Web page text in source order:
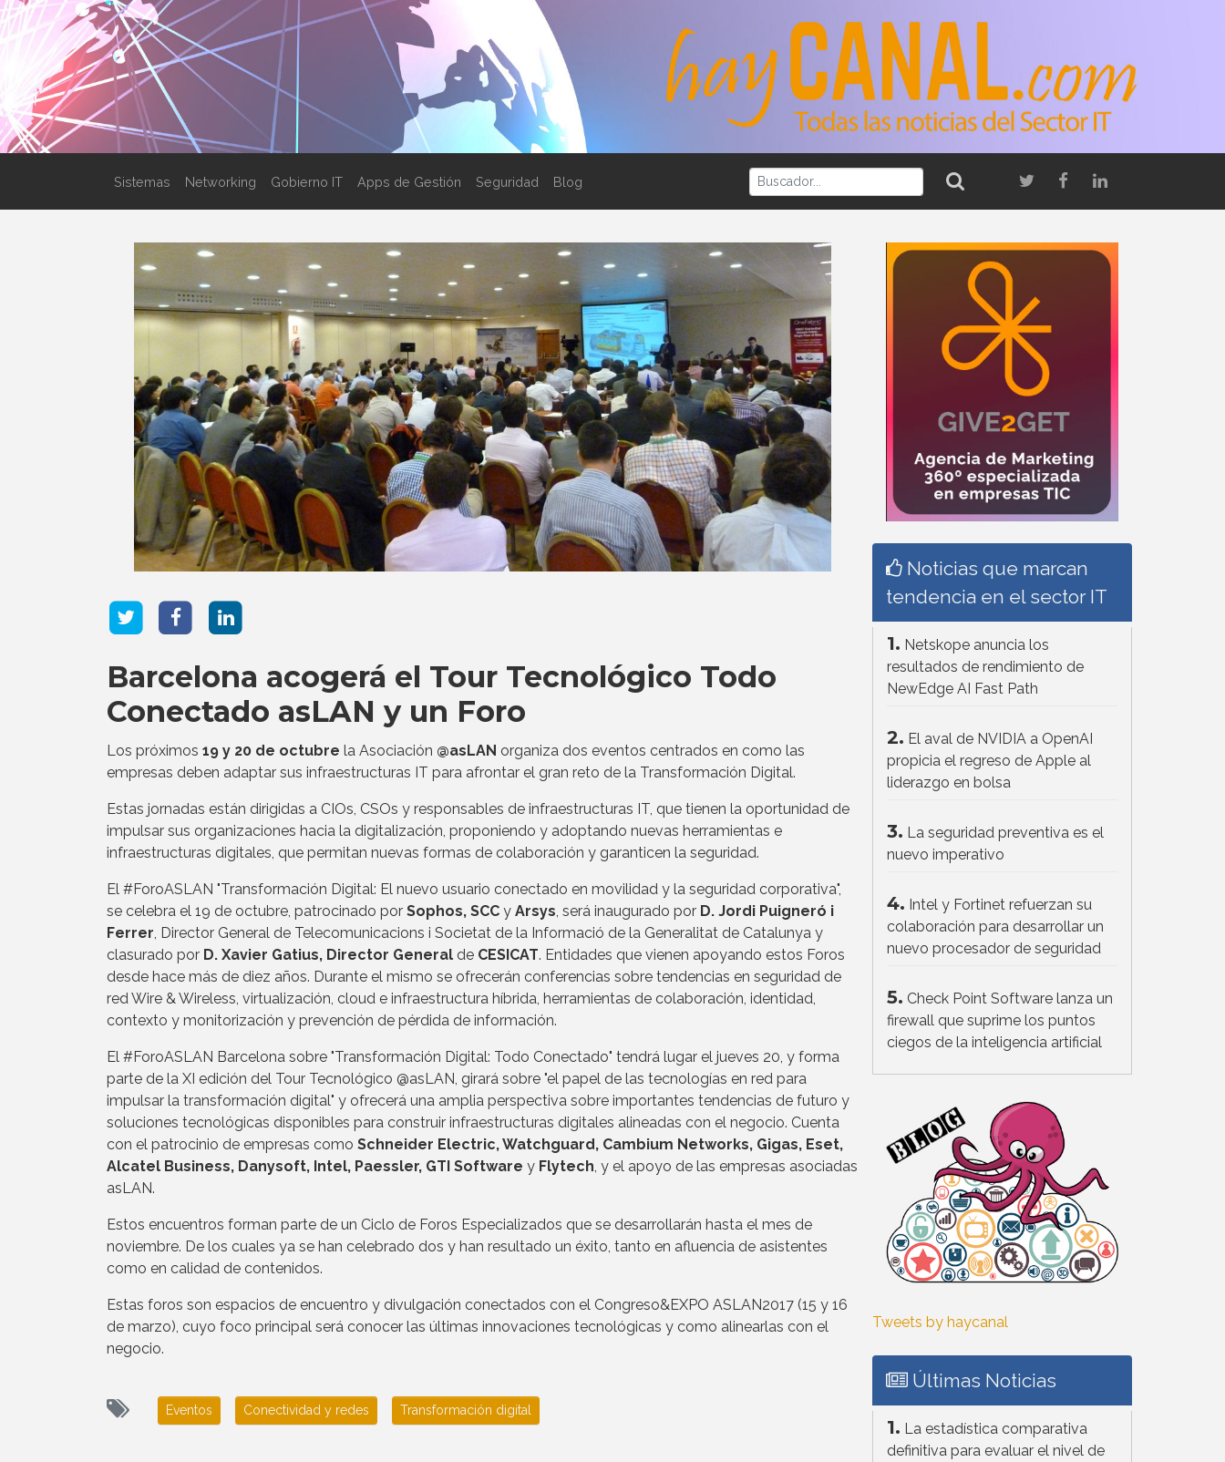
Sistemas Networking Gobierno IT Apps de Gestión Seguridad Blog
Barcelona acogerá el Tour Tecnológico Todo
Conectado asLAN y un Foro
Los próximos 19 y 20 de octubre la Asociación @asLAN organiza dos eventos centrados en como las
empresas deben adaptar sus infraestructuras IT para afrontar el gran reto de la Transformación Digital.
Estas jornadas están dirigidas a CIOs, CSOs y responsables de infraestructuras IT, que tienen la oportunidad de
impulsar sus organizaciones hacia la digitalización, proponiendo y adoptando nuevas herramientas e
infraestructuras digitales, que permitan nuevas formas de colaboración y garanticen la seguridad.
El #ForoASLAN "Transformación Digital: El nuevo usuario conectado en movilidad y la seguridad corporativa",
se celebra el 19 de octubre, patrocinado por Sophos, SCC y Arsys , será inaugurado por D. Jordi Puigneró i
Ferrer , Director General de Telecomunicacions i Societat de la Informació de la Generalitat de Catalunya y
clasurado por D. Xavier Gatius, Director General de CESICAT. Entidades que vienen apoyando estos Foros
desde hace más de diez años. Durante el mismo se ofrecerán conferencias sobre tendencias en seguridad de
red Wire & Wireless, virtualización, cloud e infraestructura híbrida, herramientas de colaboración, identidad,
contexto y monitorización y prevención de pérdida de información.
El #ForoASLAN Barcelona sobre "Transformación Digital: Todo Conectado" tendrá lugar el jueves 20, y forma
parte de la XI edición del Tour Tecnológico @asLAN, girará sobre "el papel de las tecnologías en red para
impulsar la transformación digital" y ofrecerá una amplia perspectiva sobre importantes tendencias de futuro y
soluciones tecnológicas disponibles para construir infraestructuras digitales alineadas con el negocio. Cuenta
con el patrocinio de empresas como Schneider Electric, Watchguard, Cambium Networks, Gigas, Eset,
Alcatel Business, Danysoft, Intel, Paessler, GTI Software y Flytech , y el apoyo de las empresas asociadas
asLAN.
Estos encuentros forman parte de un Ciclo de Foros Especializados que se desarrollarán hasta el mes de
noviembre. De los cuales ya se han celebrado dos y han resultado un éxito, tanto en afluencia de asistentes
como en calidad de contenidos.
Estas foros son espacios de encuentro y divulgación conectados con el Congreso&EXPO ASLAN2017 (15 y 16
de marzo), cuyo foco principal será conocer las últimas innovaciones tecnológicas y como alinearlas con el
negocio.
Eventos Conectividad y redes Transformación digital
Noticias que marcan
tendencia en el sector IT
1. Netskope anuncia los
resultados de rendimiento de
NewEdge AI Fast Path
2. El aval de NVIDIA a OpenAI
propicia el regreso de Apple al
liderazgo en bolsa
3. La seguridad preventiva es el
nuevo imperativo
4. Intel y Fortinet refuerzan su
colaboración para desarrollar un
nuevo procesador de seguridad
5. Check Point Software lanza un
firewall que suprime los puntos
ciegos de la inteligencia artificial
Tweets by haycanal
Últimas Noticias
1. La estadística comparativa
definitiva para evaluar el nivel de